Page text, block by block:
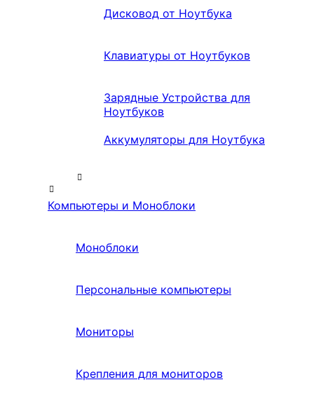
Дисковод от Ноутбука
Клавиатуры от Ноутбуков
Зарядные Устройства для
Ноутбуков
Аккумуляторы для Ноутбука
Компьютеры и Моноблоки
Моноблоки
Персональные компьютеры
Мониторы
Крепления для мониторов